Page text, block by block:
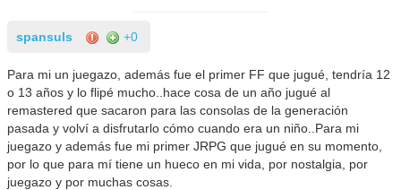
spansuls +0
Para mi un juegazo, además fue el primer FF que jugué, tendría 12
o 13 años y lo flipé mucho..hace cosa de un año jugué al
remastered que sacaron para las consolas de la generación
pasada y volví a disfrutarlo cómo cuando era un niño..Para mi
juegazo y además fue mi primer JRPG que jugué en su momento,
por lo que para mí tiene un hueco en mi vida, por nostalgia, por
juegazo y por muchas cosas.